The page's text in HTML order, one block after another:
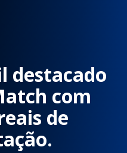
destacado
com
de